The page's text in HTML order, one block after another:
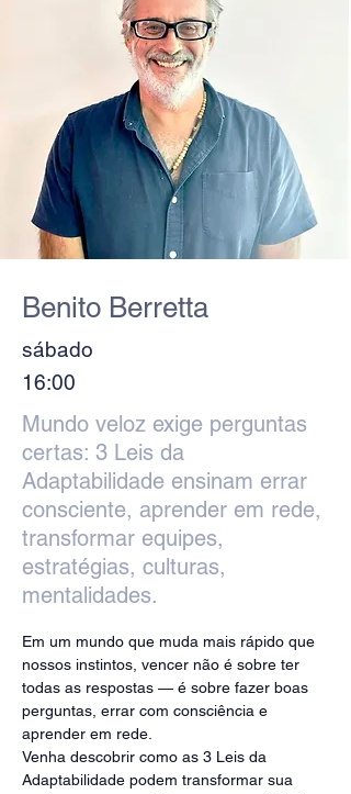
Benito Berretta
sábado
16:00
Mundo veloz exige perguntas
certas: 3 Leis da
Adaptabilidade ensinam errar
consciente, aprender em rede,
transformar equipes,
estratégias, culturas,
mentalidades.
Em um mundo que muda mais rápido que
nossos instintos, vencer não é sobre ter
todas as respostas — é sobre fazer boas
perguntas, errar com consciência e
aprender em rede.
Venha descobrir como as 3 Leis da
Adaptabilidade podem transformar sua